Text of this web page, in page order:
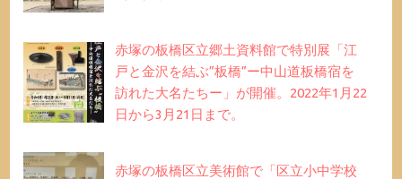
赤塚の板橋区立郷土資料館で特別展「江
戸と金沢を結ぶ”板橋”ー中山道板橋宿を
訪れた大名たちー」が開催。2022年1月22
日から3月21日まで。
赤塚の板橋区立美術館で「区立小中学校